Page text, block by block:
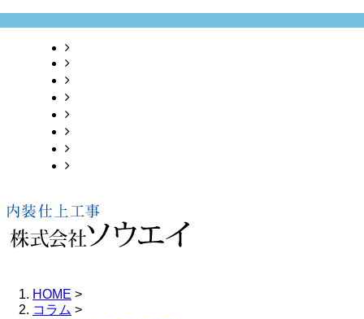
HOME >
コラム >